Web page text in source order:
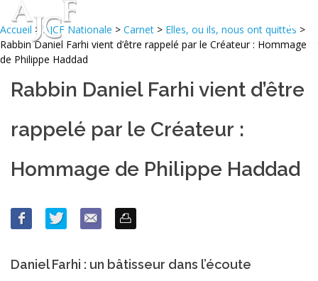
Accueil >AJCF Nationale > Carnet > Elles, ou ils, nous ont quittés >
Rabbin Daniel Farhi vient d’être rappelé par le Créateur : Hommage
de Philippe Haddad
Rabbin Daniel Farhi vient d’être
rappelé par le Créateur :
Hommage de Philippe Haddad
Daniel Farhi : un bâtisseur dans l’écoute